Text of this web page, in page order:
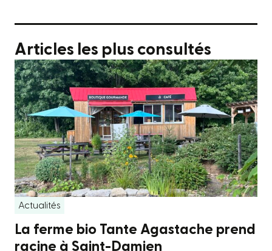
Articles les plus consultés
Actualités
La ferme bio Tante Agastache prend
racine à Saint-Damien